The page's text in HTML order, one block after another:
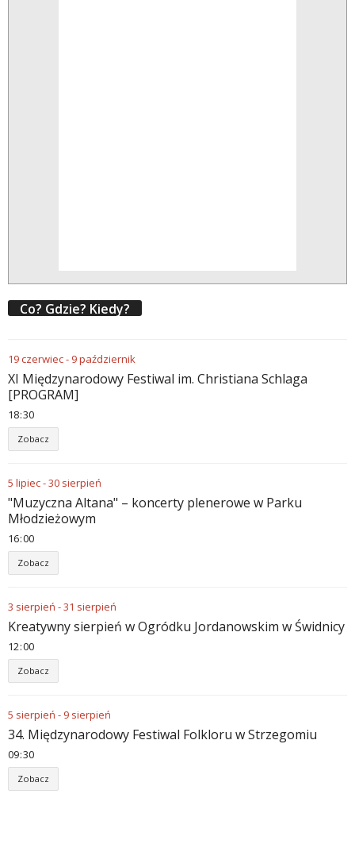
Co? Gdzie? Kiedy?
19czerwiec- 9październik
XI Międzynarodowy Festiwal im. Christiana Schlaga
[PROGRAM]
18:30
Zobacz
5 lipiec-30 sierpień
"Muzyczna Altana" – koncerty plenerowe w Parku
Młodzieżowym
16:00
Zobacz
3 sierpień -31 sierpień
Kreatywny sierpień w Ogródku Jordanowskim w Świdnicy
12:00
Zobacz
5 sierpień - 9 sierpień
34. Międzynarodowy Festiwal Folkloru w Strzegomiu
09:30
Zobacz